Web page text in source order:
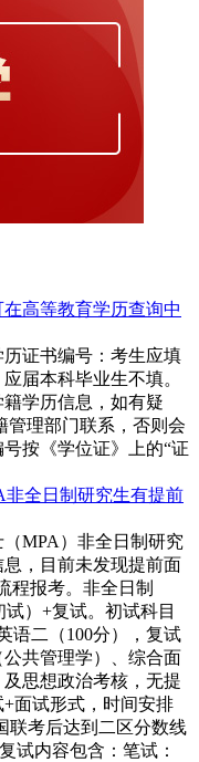
高等教育学历查询中
证书编号：考生应填
届本科毕业生不填。
学历信息，如有疑
管理部门联系，否则会
按《学位证》上的“证
非全日制研究生有提前
MPA）非全日制研究
，目前未发现提前面
程报考。非全日制
）+复试。初试科目
语二（100分），复试
共管理学）、综合面
思想政治考核，无提
面试形式，时间安排
联考后达到二区分数线
试内容包含：笔试：